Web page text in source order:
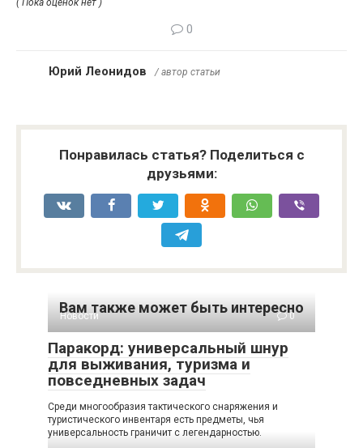
0
Юрий Леонидов / автор статьи
Понравилась статья? Поделиться с
друзьями:
Вам также может быть интересно
Новости 0
Паракорд: универсальный шнур
для выживания, туризма и
повседневных задач
Среди многообразия тактического снаряжения и
туристического инвентаря есть предметы, чья
универсальность граничит с легендарностью.